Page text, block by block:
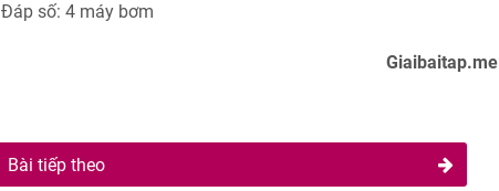
Đáp số: 4 máy bơm
Giaibaitap.me
Bài tiếp theo